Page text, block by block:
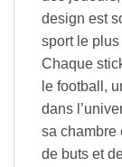
design est
sport le
Chaque
le football,
dans
sa chambre
de buts et